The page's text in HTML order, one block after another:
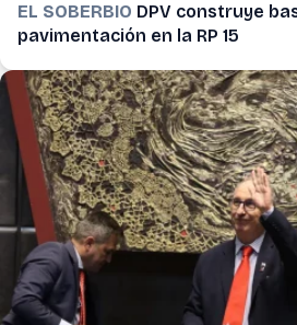
EL SOBERBIO DPV construye
pavimentación en la RP 15